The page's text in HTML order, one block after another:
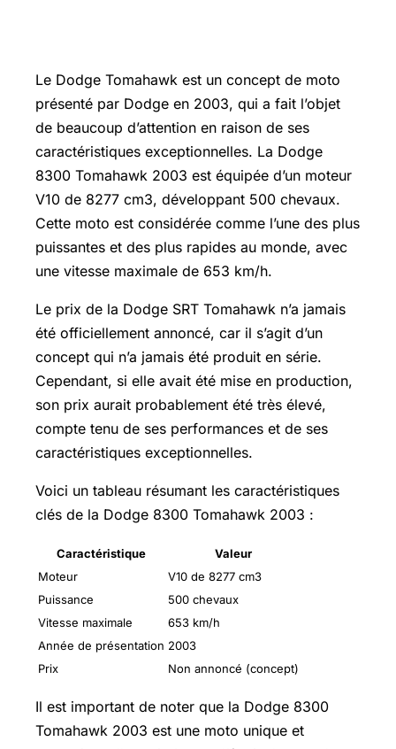
Le Dodge Tomahawk est un concept de moto
présenté par Dodge en 2003, qui a fait l’objet
de beaucoup d’attention en raison de ses
caractéristiques exceptionnelles. La Dodge
8300 Tomahawk 2003 est équipée d’un moteur
V10 de 8277 cm3, développant 500 chevaux.
Cette moto est considérée comme l’une des plus
puissantes et des plus rapides au monde, avec
une vitesse maximale de 653 km/h.
Le prix de la Dodge SRT Tomahawk n’a jamais
été officiellement annoncé, car il s’agit d’un
concept qui n’a jamais été produit en série.
Cependant, si elle avait été mise en production,
son prix aurait probablement été très élevé,
compte tenu de ses performances et de ses
caractéristiques exceptionnelles.
Voici un tableau résumant les caractéristiques
clés de la Dodge 8300 Tomahawk 2003 :
Caractéristique
Valeur
Moteur
V10 de 8277 cm3
Puissance
500 chevaux
Vitesse maximale
653 km/h
Année de présentation 2003
Prix
Non annoncé (concept)
Il est important de noter que la Dodge 8300
Tomahawk 2003 est une moto unique et